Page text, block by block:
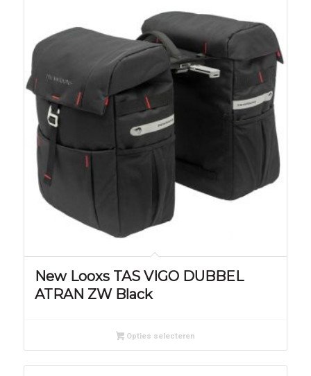
New Looxs TAS VIGO DUBBEL
ATRAN ZW Black
Opties selecteren